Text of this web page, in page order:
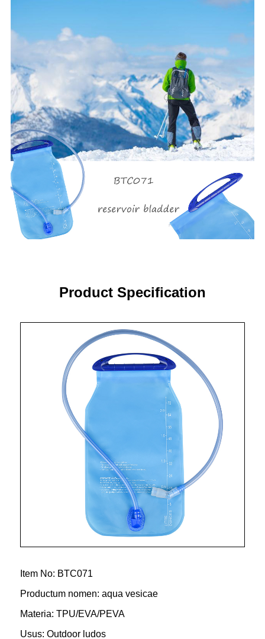
Product Specification
Item No: BTC071
Productum nomen: aqua vesicae
Materia: TPU/EVA/PEVA
Usus: Outdoor ludos